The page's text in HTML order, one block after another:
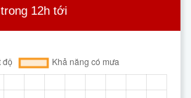
trong 12h tới